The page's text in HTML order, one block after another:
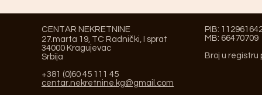
CENTAR NEKRETNINE
27.marta 19, TC Radnički, I sprat
34000 Kragujevac
Srbija
+381 (0)60 45 111 45
centar.nekretnine.kg@gmail.com
PIB:
MB: 66470709
Broj u registru